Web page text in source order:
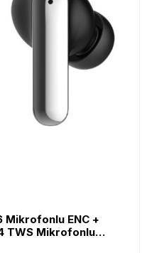
Mikrofonlu ENC +
TWS Mikrofonlu